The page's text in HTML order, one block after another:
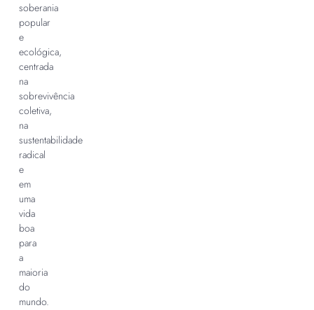
soberania
popular
e
ecológica,
centrada
na
sobrevivência
coletiva,
na
sustentabilidade
radical
e
em
uma
vida
boa
para
a
maioria
do
mundo.